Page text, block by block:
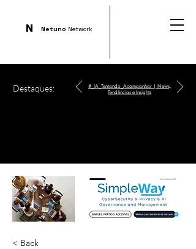
N Netuno Network
Destaques:
#_IA_Tentando_Acompanhar | News,
Tendências e Insights
< Back